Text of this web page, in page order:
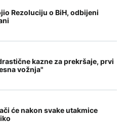
Rezoluciju o BiH, odbijeni
kazne za prekršaje, prvi
vožnja"
će nakon svake utakmice